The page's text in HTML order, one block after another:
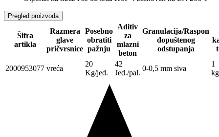
Pregled proizvoda
Šifra
artikla
Razmera
glave
pričvrsnice
Posebno
obratiti
pažnju
Aditiv
za
mlazni
beton
Granulacija/Raspon
dopuštenog
odstupanja
2000953077 vreća
20
Kg/jed.
42
Jed./pal.
0-0,5 mm siva
1